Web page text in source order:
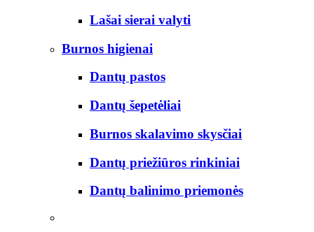
Lašai sierai valyti
Burnos higienai
Dantų pastos
Dantų šepetėliai
Burnos skalavimo skysčiai
Dantų priežiūros rinkiniai
Dantų balinimo priemonės